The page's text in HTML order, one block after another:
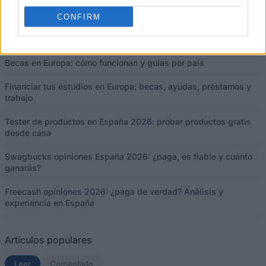
CONFIRM
Artículos más recientes
Becas en Europa: cómo funcionan y guías por país
Financiar tus estudios en Europa: becas, ayudas, préstamos y
trabajo
Tester de productos en España 2026: probar productos gratis
desde casa
Swagbucks opiniones España 2026: ¿paga, es fiable y cuánto
ganarás?
Freecash opiniones 2026: ¿paga de verdad? Análisis y
experiencia en España
Artículos populares
Leer (solapa activa)
Comentado